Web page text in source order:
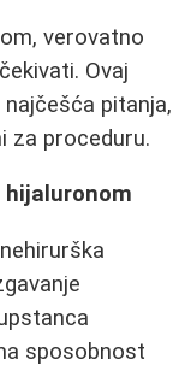
verovatno
Ovaj
pitanja,
za proceduru.
sposobnost